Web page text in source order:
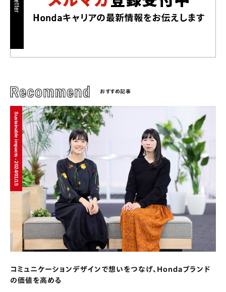
おすすめ記事
Sustainable impacts - 2024/01/15
コミュニケーションデザインで想いをつなげ、Hondaブランド
の価値を高める